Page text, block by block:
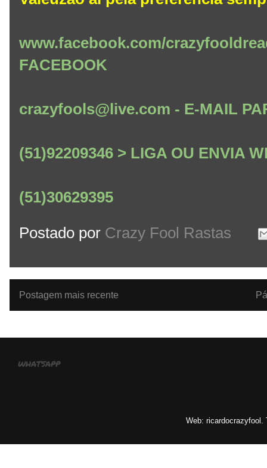
www.facebook.com/
FACEBOOK
crazyfools@live.com - E-MAIL
(51)92209346 > LIGA OU ENVIA
(51)30629395
Postado por Crazy Fool Rastas
Postagem mais recente
whatsapp
Web: